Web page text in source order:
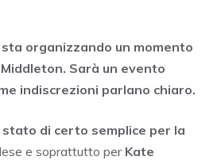
organizzando un momento
Sarà un evento
indiscrezioni parlano chiaro.
stato di certo semplice per la
e soprattutto per Kate